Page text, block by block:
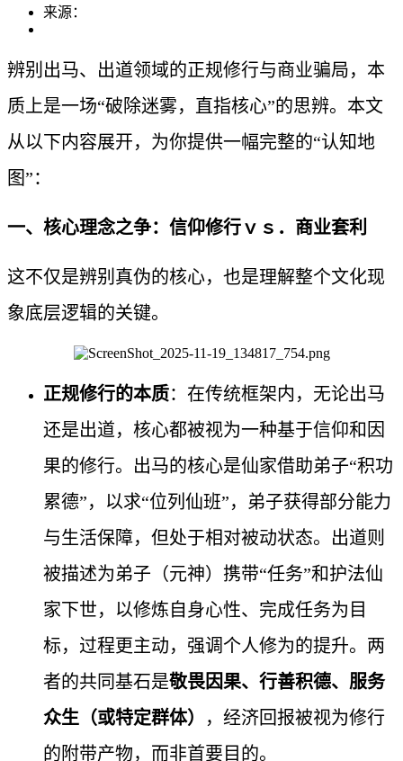
来源：
辨别出马、出道领域的正规修行与商业骗局，本
质上是一场“破除迷雾，直指核心”的思辨。本文
从以下内容展开，为你提供一幅完整的“认知地
图”：
一、核心理念之争：信仰修行ｖｓ．商业套利
这不仅是辨别真伪的核心，也是理解整个文化现
象底层逻辑的关键。
正规修行的本质：在传统框架内，无论出马
还是出道，核心都被视为一种基于信仰和因
果的修行。出马的核心是仙家借助弟子“积功
累德”，以求“位列仙班”，弟子获得部分能力
与生活保障，但处于相对被动状态。出道则
被描述为弟子（元神）携带“任务”和护法仙
家下世，以修炼自身心性、完成任务为目
标，过程更主动，强调个人修为的提升。两
者的共同基石是敬畏因果、行善积德、服务
众生（或特定群体）
，经济回报被视为修行
的附带产物，而非首要目的。